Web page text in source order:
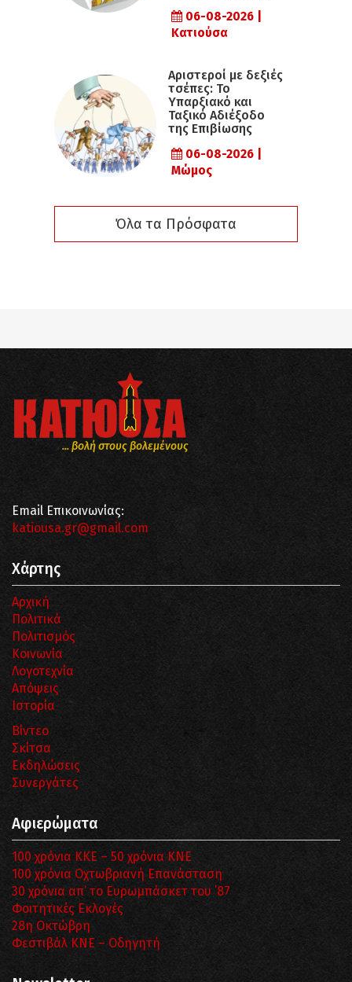
06-08-2026 |
Κατιούσα
Αριστεροί με δεξιές
τσέπες: Το
Υπαρξιακό και
Ταξικό Αδιέξοδο
της Επιβίωσης
06-08-2026 |
Μώμος
Όλα τα Πρόσφατα
... βολή στους βολεμένους
Email Επικοινωνίας:
katiousa.gr@gmail.com
Χάρτης
Αρχική
Πολιτικά
Πολιτισμός
Κοινωνία
Λογοτεχνία
Απόψεις
Ιστορία
Βίντεο
Σκίτσα
Εκδηλώσεις
Συνεργάτες
Αφιερώματα
100 χρόνια ΚΚΕ – 50 χρόνια ΚΝΕ
100 χρόνια Οχτωβριανή Επανάσταση
30 χρόνια απ’ το Ευρωμπάσκετ του ΄87
Φοιτητικές Εκλογές
28η Οκτώβρη
Φεστιβάλ ΚΝΕ – Οδηγητή